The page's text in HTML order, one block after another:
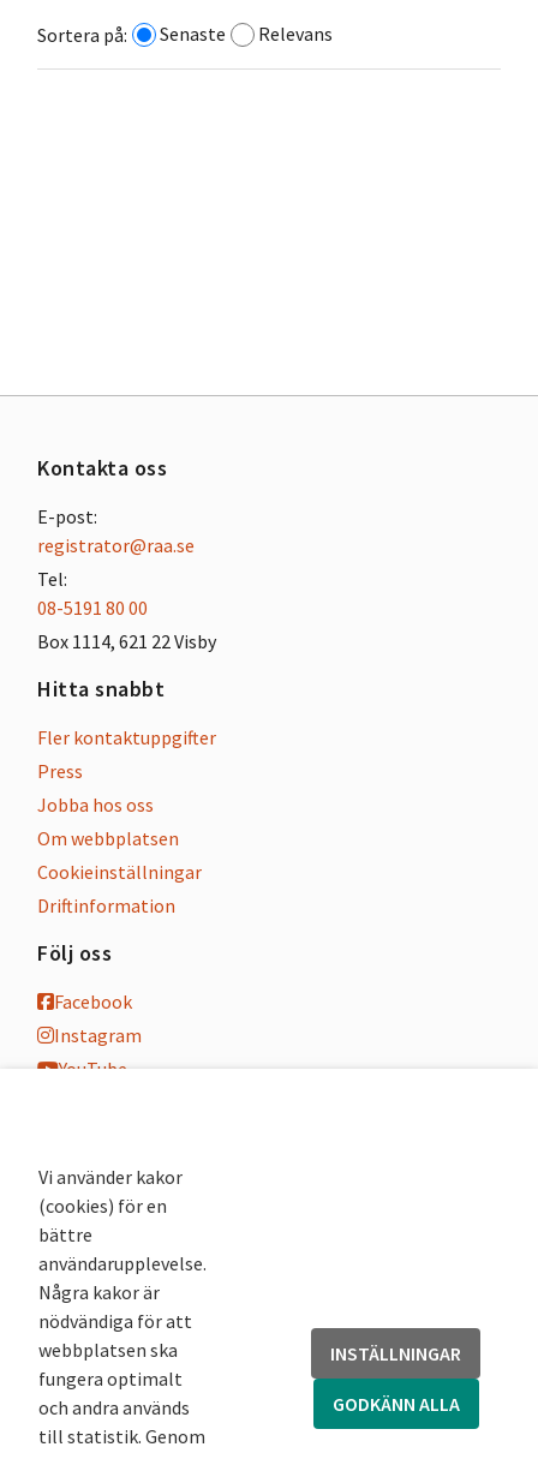
Sortera på:
Senaste Relevans
Kontakta oss
E-post:
registrator@raa.se
Tel:
08-5191 80 00
Box 1114, 621 22 Visby
Hitta snabbt
Fler kontaktuppgifter
Press
Jobba hos oss
Om webbplatsen
Cookieinställningar
Driftinformation
Följ oss
Facebook
Instagram
YouTube
Nyhetsbrev
Andra webbplatser
Arkivsök
Fornsök
Fornreg
Bebyggelseregistret
Runor
Kringla
Vi använder kakor
(cookies) för en
bättre
användarupplevelse.
Några kakor är
nödvändiga för att
webbplatsen ska
fungera optimalt
och andra används
till statistik. Genom
INSTÄLLNINGAR
GODKÄNN ALLA